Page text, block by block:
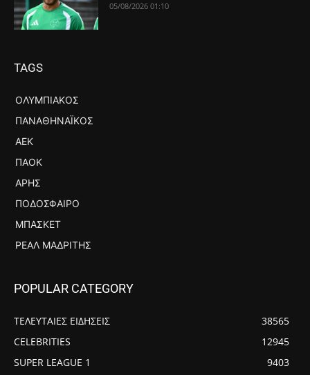
05/08/2026 01:10
TAGS
ΟΛΥΜΠΙΑΚΌΣ
ΠΑΝΑΘΗΝΑΪΚΌΣ
ΑΕΚ
ΠΑΟΚ
ΆΡΗΣ
ΠΟΔΌΣΦΑΙΡΟ
ΜΠΆΣΚΕΤ
ΡΕΆΛ ΜΑΔΡΊΤΗΣ
POPULAR CATEGORY
ΤΕΛΕΥΤΑΙΕΣ ΕΙΔΗΣΕΙΣ
38565
CELEBRITIES
12945
SUPER LEAGUE 1
9403